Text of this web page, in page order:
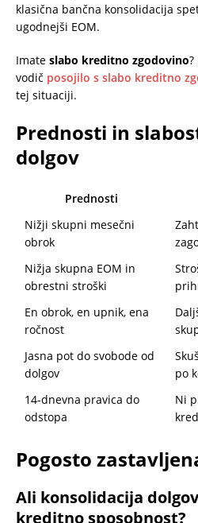
klasična bančna konsolidacija
ugodnejši EOM.
Imate slabo kreditno zgodovino
vodič posojilo s slabo kreditno
tej situaciji.
Prednosti in
dolgov
Prednosti
Nižji skupni mesečni
obrok
Nižja skupna EOM in
obrestni stroški
En obrok, en upnik, ena
ročnost
Jasna pot do svobode od
dolgov
po
14-dnevna pravica do
odstopa
Ni
Pogosto
Ali konsolidacija
kreditno sposobnost?